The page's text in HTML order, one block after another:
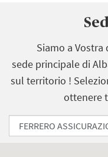
Siamo a
sede principale di
sul territorio !
ottenere